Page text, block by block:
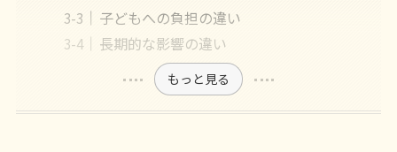
子どもへの負担の違い
長期的な影響の違い
もっと見る